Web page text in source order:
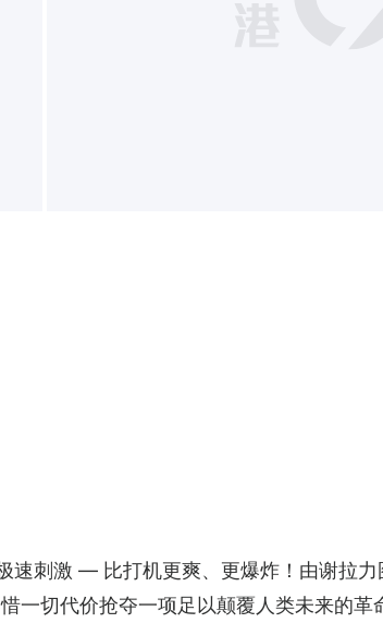
刺激 — 比打机更爽、更爆炸！由谢拉力
一切代价抢夺一项足以颠覆人类未来的革